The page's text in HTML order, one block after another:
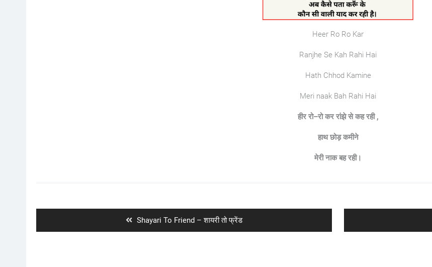
Heer Ro Ro Kar
Ranjhe Se Kah Rahi Hai
Hath Chhod Kamine
Meri naak Bah Rahi Hai
हीर रो–रो कर रांझे से कह रही,
हाथ छोड़ कमीने
मेरी नाक बह रही।
Previous
post:
Shayari To Friend – शायरी तो फ्रेंड